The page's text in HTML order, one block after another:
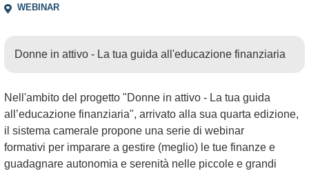
WEBINAR
Donne in attivo - La tua guida all'educazione finanziaria
Nell'ambito del progetto "Donne in attivo - La tua guida
all’educazione finanziaria", arrivato alla sua quarta edizione,
il sistema camerale propone una serie di webinar
formativi per imparare a gestire (meglio) le tue finanze e
guadagnare autonomia e serenità nelle piccole e grandi